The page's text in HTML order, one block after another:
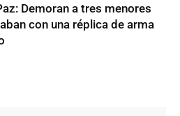
Demoran a tres menores
con una réplica de arma